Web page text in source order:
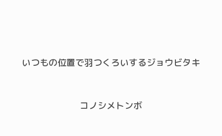
いつもの位置で羽つくろいするジョウビタキ
コノシメトンボ